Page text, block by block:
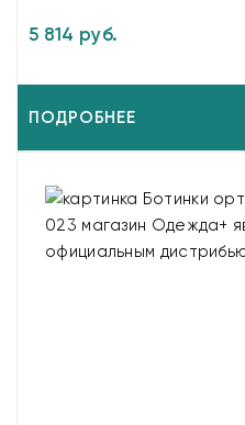
5 814 руб.
ПОДРОБНЕЕ